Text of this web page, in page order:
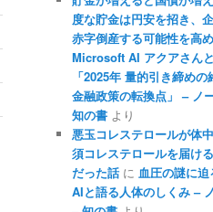
度な貯金は円安を招き、
赤字倒産する可能性を高
Microsoft AI アクアさん
「2025年 量的引き締めの
金融政策の転換点」 – ノ
知の書 より
悪玉コレステロールが体
須コレステロールを届け
だった話 に 血圧の謎に迫
AIと語る人体のしくみ –